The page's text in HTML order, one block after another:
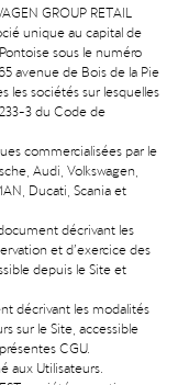
GROUP RETAIL
unique au capital de
sous le numéro
avenue de Bois de la Pie
les sociétés sur lesquelles
3 du Code de
commercialisées par le
Audi, Volkswagen,
Ducati, Scania et
décrivant les
et d’exercice des
depuis le Site et
décrivant les modalités
sur le Site, accessible
CGU.
aux Utilisateurs.